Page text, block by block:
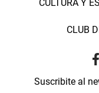
CULTURA Y
CLUB
Suscribite al